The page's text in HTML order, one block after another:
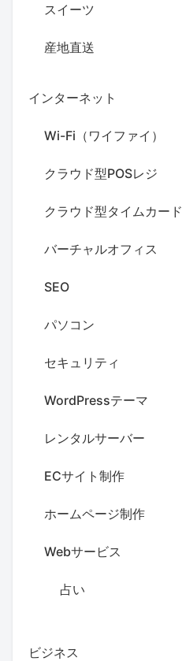
スイーツ
産地直送
インターネット
Wi-Fi（ワイファイ）
クラウド型POSレジ
クラウド型タイムカード
バーチャルオフィス
SEO
パソコン
セキュリティ
WordPressテーマ
レンタルサーバー
ECサイト制作
ホームページ制作
Webサービス
占い
ビジネス